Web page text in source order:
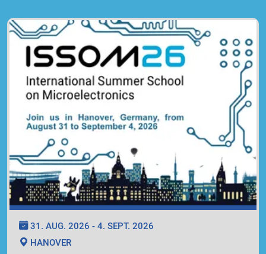
31. AUG. 2026 - 4. SEPT. 2026
HANOVER